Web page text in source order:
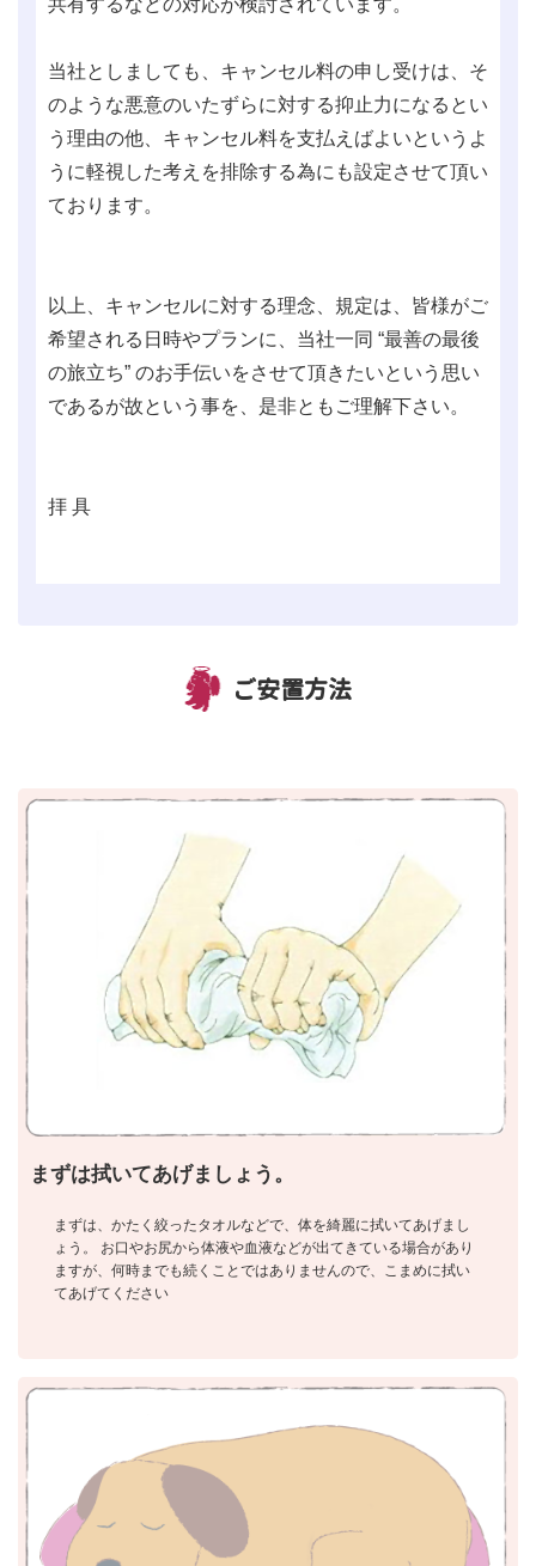
共有するなどの対応が検討されています。
当社としましても、キャンセル料の申し受けは、そ
のような悪意のいたずらに対する抑止力になるとい
う理由の他、キャンセル料を支払えばよいというよ
うに軽視した考えを排除する為にも設定させて頂い
ております。
以上、キャンセルに対する理念、規定は、皆様がご
希望される日時やプランに、当社一同 “最善の最後
の旅立ち” のお手伝いをさせて頂きたいという思い
であるが故という事を、是非ともご理解下さい。
拝 具
ご安置方法
まずは拭いてあげましょう。
まずは、かたく絞ったタオルなどで、体を綺麗に拭いてあげまし
ょう。 お口やお尻から体液や血液などが出てきている場合があり
ますが、何時までも続くことではありませんので、こまめに拭い
てあげてください